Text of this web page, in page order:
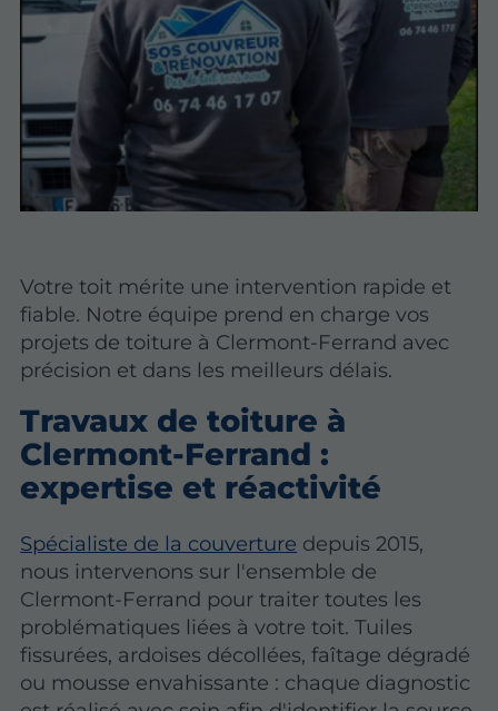
Votre toit mérite une intervention rapide et
fiable. Notre équipe prend en charge vos
projets de toiture à Clermont-Ferrand avec
précision et dans les meilleurs délais.
Travaux de toiture à
Clermont-Ferrand :
expertise et réactivité
Spécialiste de la couverture depuis 2015,
nous intervenons sur l'ensemble de
Clermont-Ferrand pour traiter toutes les
problématiques liées à votre toit. Tuiles
fissurées, ardoises décollées, faîtage dégradé
ou mousse envahissante : chaque diagnostic